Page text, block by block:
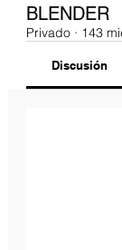
BLENDER
Privado · 143
Discusión